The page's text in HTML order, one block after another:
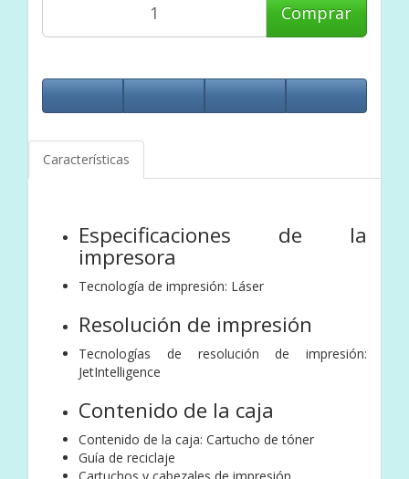
Comprar
Características
Especificaciones de la
impresora
Tecnología de impresión: Láser
Resolución de impresión
Tecnologías de resolución de impresión:
JetIntelligence
Contenido de la caja
Contenido de la caja: Cartucho de tóner
Guía de reciclaje
Cartuchos y cabezales de impresión